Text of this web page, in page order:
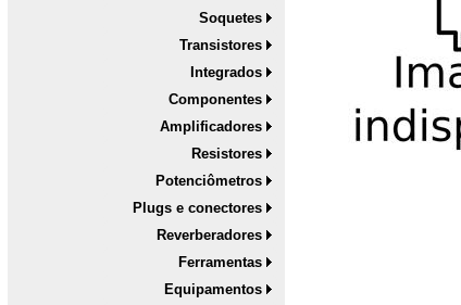
Soquetes
Transistores
Integrados
Componentes
Amplificadores
Resistores
Potenciômetros
Plugs e conectores
Reverberadores
Ferramentas
Equipamentos